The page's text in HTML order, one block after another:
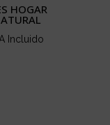
HOGAR
Incluido